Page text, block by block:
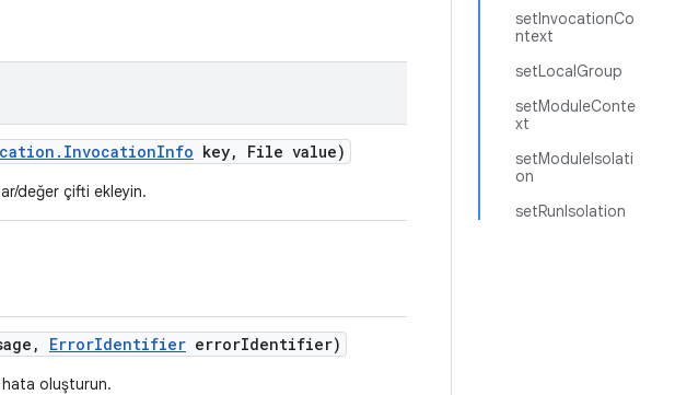
setInvocationCo
ntext
setLocalGroup
setModuleConte
xt
setModuleIsolati
on
setRunIsolation
. InvocationInfo key, File value)
değer çifti ekleyin.
, ErrorIdentifier errorIdentifier)
hata oluşturun.